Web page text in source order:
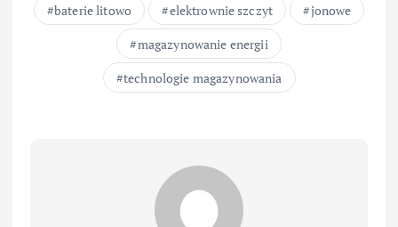
baterie litowo elektrownie szczyt
jonowe
magazynowanie energii
technologie magazynowania